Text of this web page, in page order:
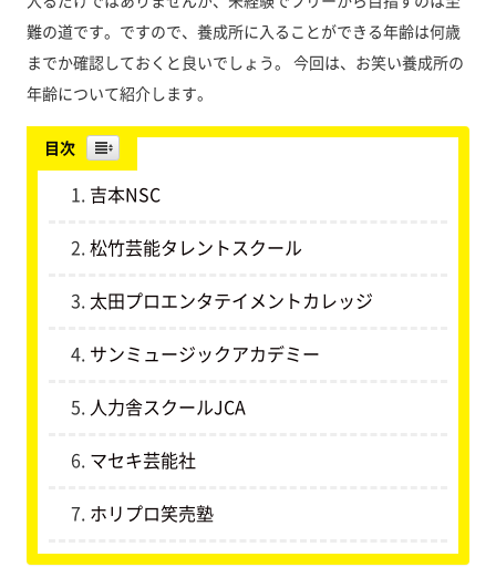
難の道です。ですので、養成所に入ることができる年齢は何歳
までか確認しておくと良いでしょう。
今回は、お笑い養成所の
年齢について紹介します。
目次
吉本NSC
松竹芸能タレントスクール
太田プロエンタテイメントカレッジ
サンミュージックアカデミー
人力舎スクールJCA
マセキ芸能社
ホリプロ笑売塾